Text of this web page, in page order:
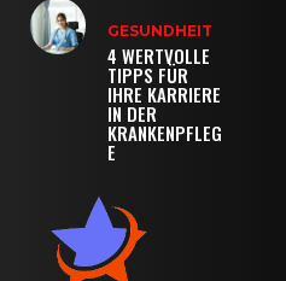
GESUNDHEIT
4 WERTVOLLE
TIPPS FÜR
IHRE KARRIERE
IN DER
KRANKENPFLEG
E